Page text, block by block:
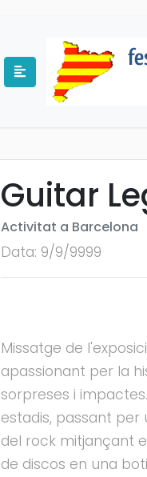
Guitar
Activitat a Barcelona
Data: 9/9/9999
Missatge de
apassionant per la
sorpreses i
estadis, passant per
del rock mitjançant
de discos en una